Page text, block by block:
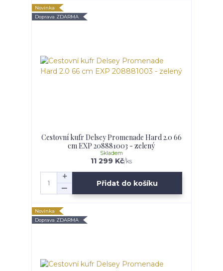
Novinka
Doprava ZDARMA
Cestovní kufr Delsey Promenade Hard 2.0 66
cm EXP 208881003 - zelený
11 299 Kč/ks
Skladem
Přidat do košíku
Novinka
Doprava ZDARMA